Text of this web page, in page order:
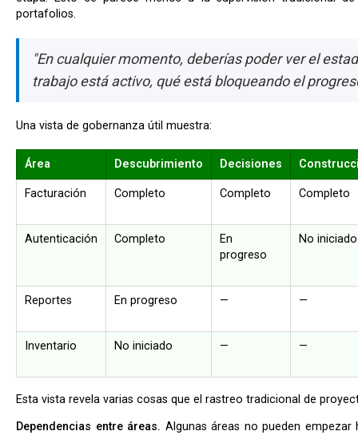
portafolios.
"En cualquier momento, deberías poder ver el
trabajo está activo, qué está bloqueando el
Una vista de gobernanza útil muestra:
Área Descubrimiento Decisiones
Facturación Completo Completo Completo
Autenticación Completo
En
progreso
No iniciado
Reportes En progreso — —
Inventario No iniciado — —
Esta vista revela varias cosas que el rastreo tradicional de
Dependencias entre áreas. Algunas áreas no pueden